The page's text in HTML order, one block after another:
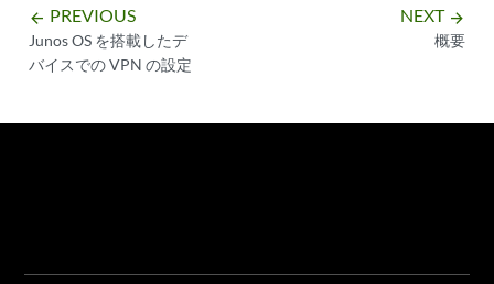
arrow_backward PREVIOUS
Junos OS を搭載したデ
バイスでの VPN の設定
NEXT arrow_forward
概要